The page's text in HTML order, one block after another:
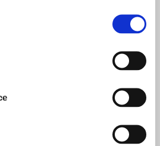
the summer living with
rider, and trying to
Much to Piper’s
lessons from a girl in
suspected that she
the critically acclaimed
Fruit and No Place to Fall.